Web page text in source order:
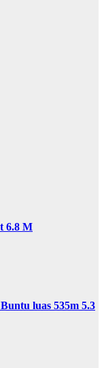
6.8 M
luas 535m 5.3